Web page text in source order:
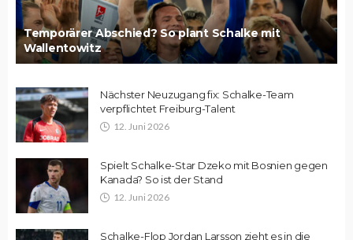
Temporärer Abschied? So plant Schalke mit
Wallentowitz
Nächster Neuzugang fix: Schalke-Team
verpflichtet Freiburg-Talent
12. Juni 2026
Spielt Schalke-Star Dzeko mit Bosnien gegen
Kanada? So ist der Stand
12. Juni 2026
Schalke-Flop Jordan Larsson zieht es in die